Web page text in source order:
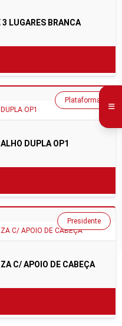
LUGARES BRANCA
DUPLA OP1
Plataforma
C/ APOIO DE CABEÇA
Presidente